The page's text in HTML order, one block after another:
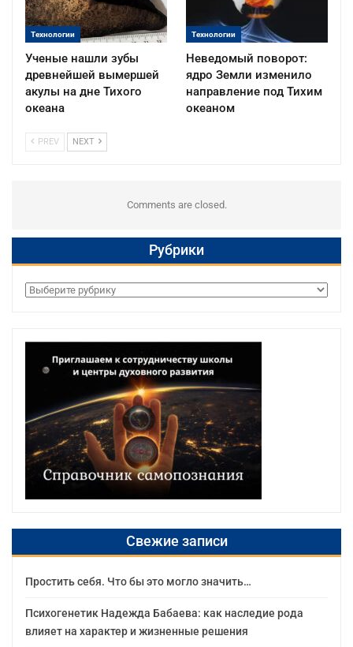
Технологии
Ученые нашли зубы
древнейшей вымершей
акулы на дне Тихого
океана
Технологии
Неведомый поворот:
ядро Земли изменило
направление под Тихим
океаном
PREV NEXT
Comments are closed.
Рубрики
Рубрики
Свежие записи
Простить себя. Что бы это могло значить…
Психогенетик Надежда Бабаева: как наследие рода
влияет на характер и жизненные решения